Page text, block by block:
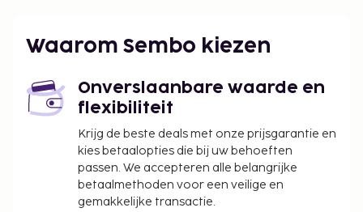
toepasselijke belastingen zijn:
per persoon, per nacht. Deze belasting is niet
van toepassing op kinderen die jonger zijn dan
6 jaar.
We hebben alle kosten vermeld die de
accommodatie aan ons heeft doorgegeven.
Toeslag voor huisdieren: EUR 35
Waarom Sembo kiezen
Onverslaanbare waarde en
flexibiliteit
Krijg de beste deals met onze prijsgarantie en
kies betaalopties die bij uw behoeften
passen. We accepteren alle belangrijke
betaalmethoden voor een veilige en
gemakkelijke transactie.